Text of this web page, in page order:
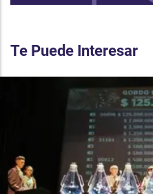
Te Puede Interesar